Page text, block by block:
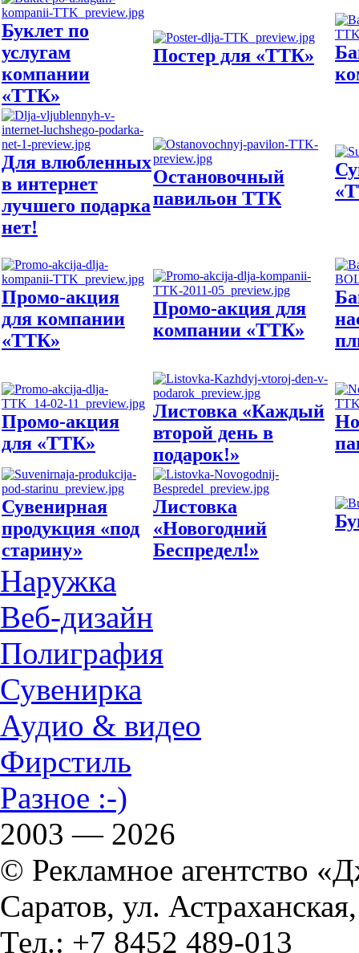
Буклет по
услугам
компании
«ТТК»
Постер для «ТТК»
Для влюбленных
в интернет
лучшего подарка
нет!
Остановочный
павильон ТТК
Промо-акция
для компании
«ТТК»
Промо-акция для
компании «ТТК»
Промо-акция
для «ТТК»
Листовка «Каждый
второй день в
подарок!»
Сувенирная
продукция «под
старину»
Листовка
«Новогодний
Беспредел!»
Наружка
Веб-дизайн
Полиграфия
Сувенирка
Аудио & видео
Фирстиль
Разное :-)
2003 — 2026
© Рекламное агентство
Саратов, ул.
Тел.: +7 8452 489-013